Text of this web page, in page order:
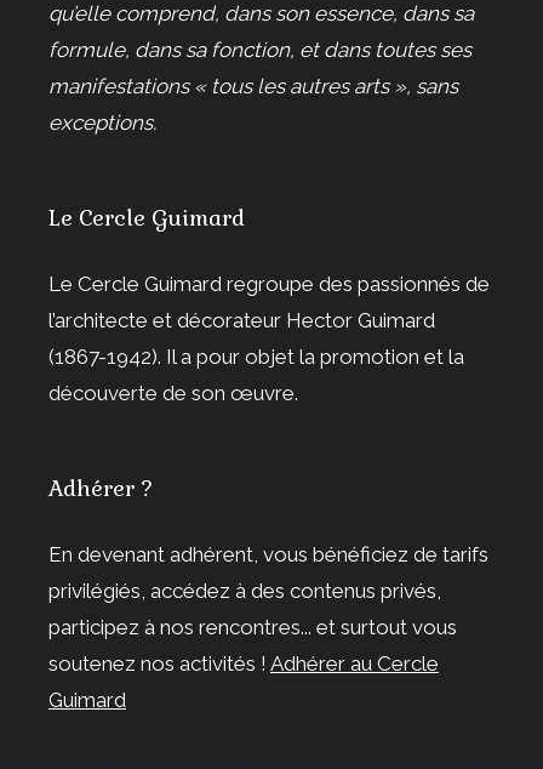
qu’elle comprend, dans son essence, dans sa
formule, dans sa fonction, et dans toutes ses
manifestations « tous les autres arts », sans
exceptions.
Le Cercle Guimard
Le Cercle Guimard regroupe des passionnés de
l’architecte et décorateur Hector Guimard
(1867-1942). Il a pour objet la promotion et la
découverte de son œuvre.
Adhérer ?
En devenant adhérent, vous bénéficiez de tarifs
privilégiés, accédez à des contenus privés,
participez à nos rencontres... et surtout vous
soutenez nos activités ! Adhérer au Cercle
Guimard